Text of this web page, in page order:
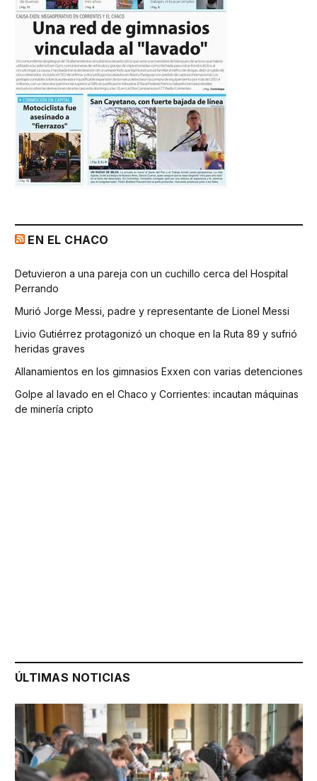
EN EL CHACO
Detuvieron a una pareja con un cuchillo cerca del Hospital
Perrando
Murió Jorge Messi, padre y representante de Lionel Messi
Livio Gutiérrez protagonizó un choque en la Ruta 89 y sufrió
heridas graves
Allanamientos en los gimnasios Exxen con varias detenciones
Golpe al lavado en el Chaco y Corrientes: incautan máquinas
de minería cripto
ÚLTIMAS NOTICIAS